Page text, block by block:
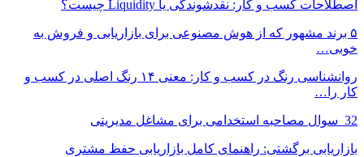
اصطلاحات کسب و کار: نقدشوندگی یا Liquidity چیست؟
۵ برند مشهور که از هوش مصنوعی برای بازاریابی و فروش به
خوبی…
روانشناسی رنگ در کسب و کار: معنی ۱۴ رنگ اصلی در کسب و
کار را…
‎ 32 سوال مصاحبه استخدامی برای مشاغل مدیریتی
بازاریابی برگشتی: راهنمای کامل بازاریابی حفظ مشتری